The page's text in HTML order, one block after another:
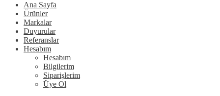
Ana Sayfa
Ürünler
Markalar
Duyurular
Referanslar
Hesabım
Hesabım
Bilgilerim
Siparişlerim
Üye Ol